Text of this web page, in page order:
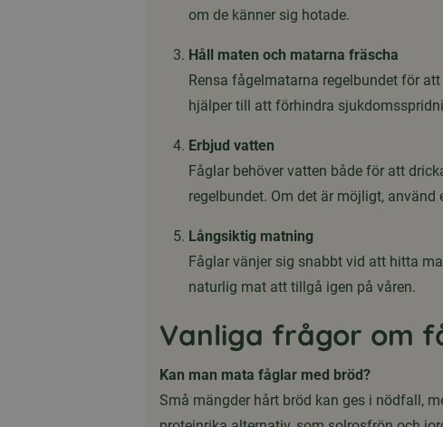
om de känner sig hotade.
Håll maten och matarna fräscha
Rensa fågelmatarna regelbundet för
hjälper till att förhindra
Erbjud vatten
Fåglar behöver vatten både för att
regelbundet. Om det är möjligt,
Långsiktig matning
Fåglar vänjer sig snabbt vid att hitta
naturlig mat att tillgå igen på våren.
Vanliga frågor om
Kan man mata fåglar med bröd?
Små mängder hårt bröd kan ges i nödfall,